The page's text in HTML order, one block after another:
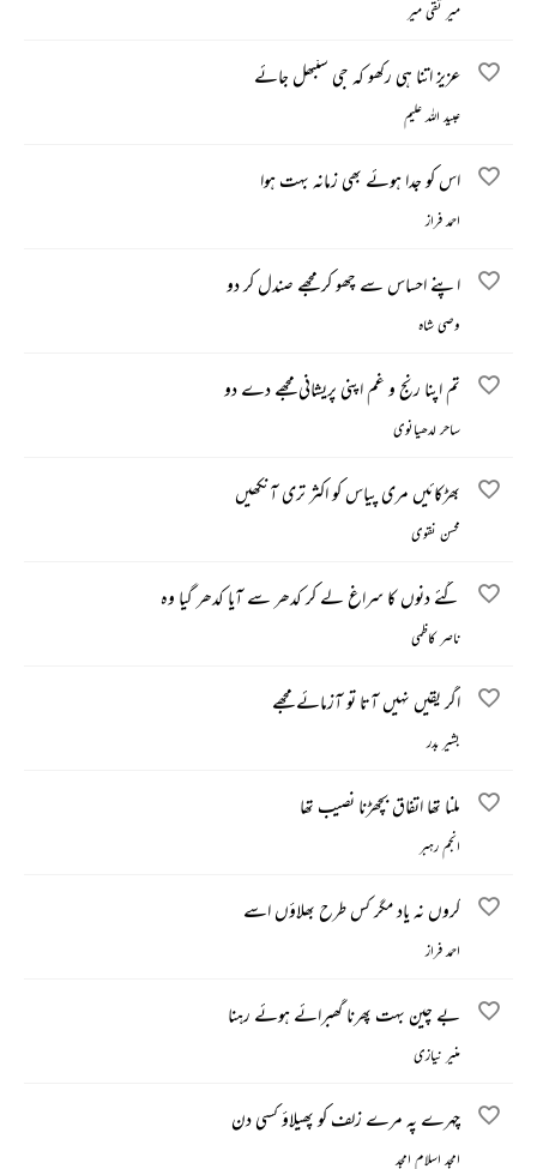
میر تقی میر
عزیز اتنا ہی رکھو کہ جی سنبھل جائے
عبید اللہ علیم
اس کو جدا ہوئے بھی زمانہ بہت ہوا
احمد فراز
اپنے احساس سے چھو کر مجھے صندل کر دو
وصی شاہ
تم اپنا رنج و غم اپنی پریشانی مجھے دے دو
ساحر لدھیانوی
بھڑکائیں مری پیاس کو اکثر تری آنکھیں
محسن نقوی
گئے دنوں کا سراغ لے کر کدھر سے آیا کدھر گیا وہ
ناصر کاظمی
اگر یقیں نہیں آتا تو آزمائے مجھے
بشیر بدر
ملنا تھا اتفاق بچھڑنا نصیب تھا
انجم رہبر
کروں نہ یاد مگر کس طرح بھلاؤں اسے
احمد فراز
بے چین بہت پھرنا گھبرائے ہوئے رہنا
منیر نیازی
چہرے پہ مرے زلف کو پھیلاؤ کسی دن
امجد اسلام امجد